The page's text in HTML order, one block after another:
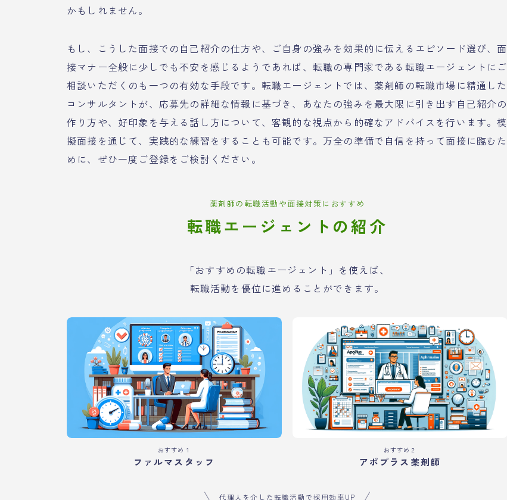
かもしれません。
もし、こうした面接での自己紹介の仕方や、ご自身の強みを効果的に伝えるエピソード選び、面
接マナー全般に少しでも不安を感じるようであれば、転職の専門家である転職エージェントにご
相談いただくのも一つの有効な手段です。転職エージェントでは、薬剤師の転職市場に精通した
コンサルタントが、応募先の詳細な情報に基づき、あなたの強みを最大限に引き出す自己紹介の
作り方や、好印象を与える話し方について、客観的な視点から的確なアドバイスを行います。模
擬面接を通じて、実践的な練習をすることも可能です。万全の準備で自信を持って面接に臨むた
めに、ぜひ一度ご登録をご検討ください。
薬剤師の転職活動や面接対策におすすめ
転職エージェントの紹介
「おすすめの転職エージェント」を使えば、
転職活動を優位に進めることができます。
おすすめ１
ファルマスタッフ
おすすめ２
アポプラス薬剤師
代理人を介した転職活動で採用効率UP